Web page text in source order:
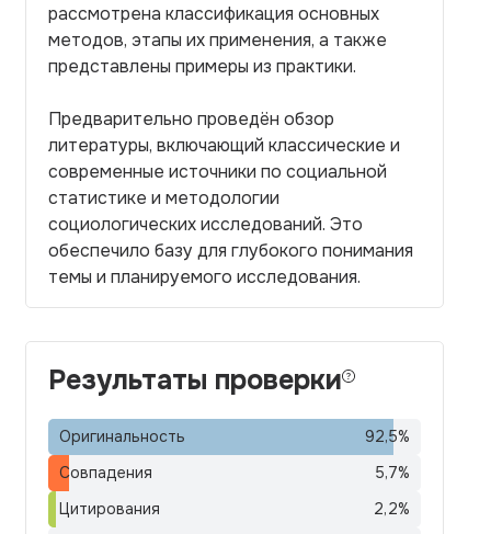
рассмотрена классификация основных
методов, этапы их применения, а также
представлены примеры из практики.
Предварительно проведён обзор
литературы, включающий классические и
современные источники по социальной
статистике и методологии
социологических исследований. Это
обеспечило базу для глубокого понимания
темы и планируемого исследования.
Результаты проверки
Оригинальность 92,5%
Совпадения
5,7%
Цитирования
2,2%